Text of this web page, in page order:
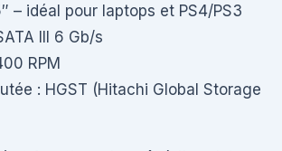
– idéal pour laptops et PS4/PS3
III 6 Gb/s
RPM
: HGST (Hitachi Global Storage